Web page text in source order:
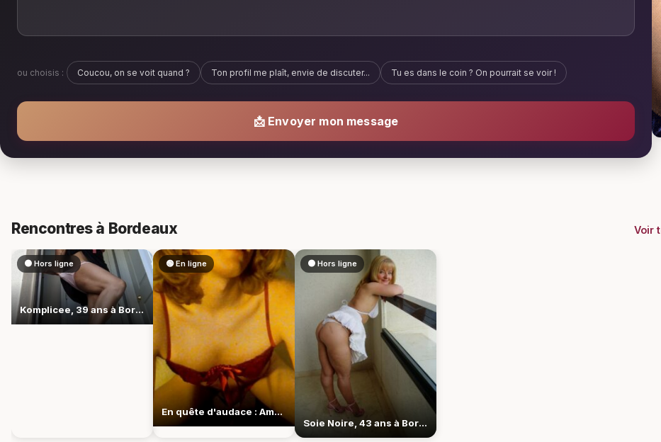
ou choisis : Coucou, on se voit quand ? Ton profil me plaît, envie de discuter... Tu es dans le coin ? On pourrait se voir !
📩 Envoyer mon message
Rencontres à Bordeaux Voir
⚫ Hors ligne
Komplicee, 39 ans à Bordeaux, joue franc jeu du désir
🟢 En ligne
En quête d'audace : Amoureuse69, sensuelle à Bordeaux
⚫ Hors ligne
Soie Noire, 43 ans à Bordeaux, assume son désir